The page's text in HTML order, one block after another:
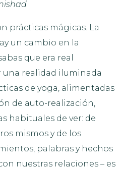
prácticas mágicas. La
un cambio en la
que era real
una realidad iluminada
de yoga, alimentadas
de auto-realización,
habituales de ver: de
mismos y de los
palabras y hechos
nuestras relaciones – es